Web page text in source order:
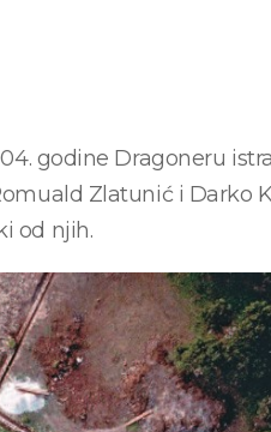
godine Dragoneru
Zlatunić i Darko
od njih.